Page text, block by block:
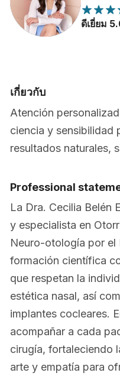
ดีเยี่ยม
เกี่ยวกับ
Atención
ciencia y sensibilidad
resultados naturales,
Professional
La Dra. Cecilia Belén
y especialista en
Neuro-otología por el
formación científica
que respetan la
estética nasal, así
implantes cocleares.
acompañar a cada
cirugía, fortaleciendo
arte y empatía para